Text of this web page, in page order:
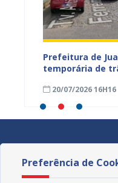
Prefeitura de
temporária de
20/07/2026 16H16
Preferência de